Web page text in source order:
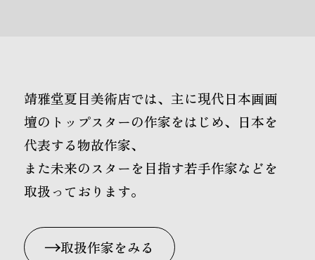
靖雅堂夏目美術店では、主に現代日本画画
壇のトップスターの作家をはじめ、日本を
代表する物故作家、
また未来のスターを目指す若手作家などを
取扱っております。
取扱作家をみる